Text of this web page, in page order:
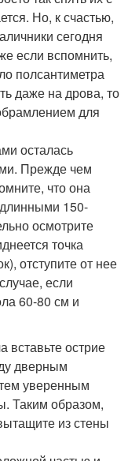
Но, к счастью,
сегодня
если вспомнить,
полсантиметра
даже на дрова, то
для
осталась
Прежде чем
что она
150-
осмотрите
точка
отступите от нее
если
60-80 см и
острие
дверным
уверенным
Таким образом,
из стены